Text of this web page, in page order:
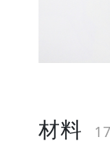
材料